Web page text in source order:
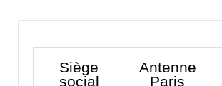
Siège
social
Antenne
Paris